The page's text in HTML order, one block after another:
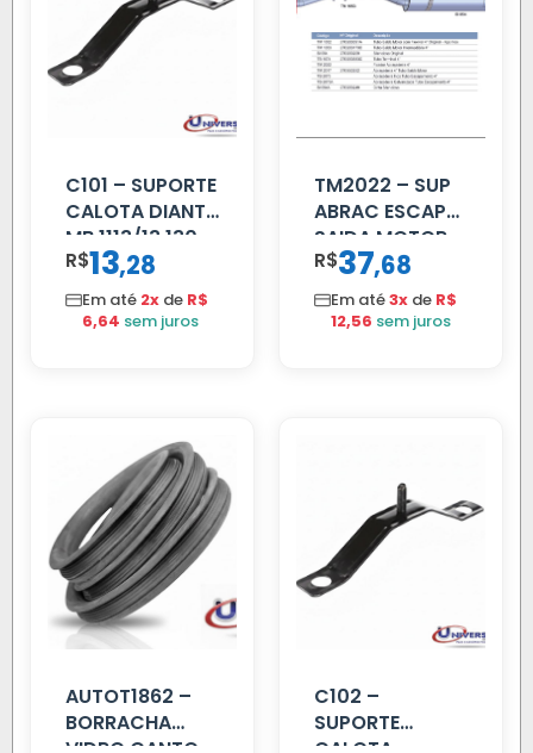
C101 – SUPORTE
CALOTA DIANT
MB 1113/13.130
R$13,28
Em até 2x de R$
6,64 sem juros
TM2022 – SUP
ABRAC ESCAP
SAIDA MOTOR
VW TITAN
R$37,68
Em até3x de R$
12,56 sem juros
AUTOT1862 –
BORRACHA
C102 –
SUPORTE